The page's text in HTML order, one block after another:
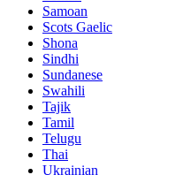
Samoan
Scots Gaelic
Shona
Sindhi
Sundanese
Swahili
Tajik
Tamil
Telugu
Thai
Ukrainian